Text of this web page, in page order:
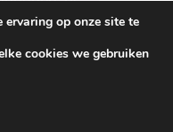
ervaring op onze site te
cookies we gebruiken